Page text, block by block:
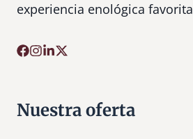
experiencia enológica favorita
Nuestra oferta